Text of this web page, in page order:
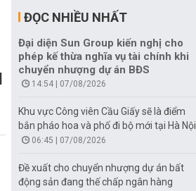
ĐỌC NHIỀU NHẤT
Đại diện Sun Group kiến nghị cho
phép kế thừa nghĩa vụ tài chính khi
chuyển nhượng dự án BĐS
14:54 | 07/08/2026
Khu vực Công viên Cầu Giấy sẽ là điểm
bắn pháo hoa và phố đi bộ mới tại Hà Nội
06:45 | 07/08/2026
Đề xuất cho chuyển nhượng dự án bất
động sản đang thế chấp ngân hàng